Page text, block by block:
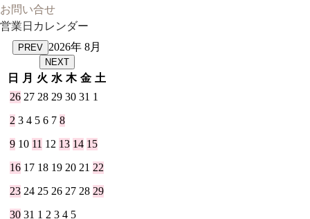
お問い合せ
営業日カレンダー